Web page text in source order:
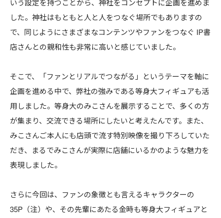
いう設定を持つことから、神社をコンセプトに企画を進めま
した。神社はもともと人と人をつなぐ場所でもありますの
で、同じようにさまざまなコンテンツやファンをつなぐ IP書
店さんとの親和性も非常に高いと感じていました。
そこで、「ファンとリアルでつながる」というテーマを軸に
企画を進める中で、弊社の強みである等身大フィギュアも活
用しました。等身大のみこさんを展示することで、多くの方
が集まり、交流できる場所にしたいと考えたんです。また、
みこさんご本人にも店頭で流す特別映像を撮り下ろしていた
だき、まるでみこさんが実際に店舗にいるかのような魅力を
表現しました。
さらに今回は、ファンの象徴とも言えるキャラクターの
35P（注）や、その先輩にあたる金時も等身大フィギュアと